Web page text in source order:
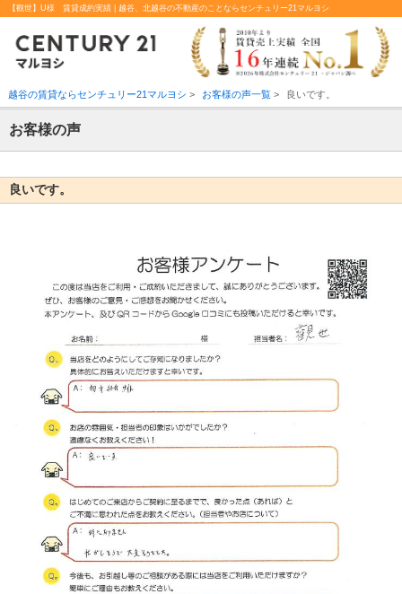
【觀世】U様 賃貸成約実績 | 越谷、北越谷の不動産のことならセンチュリー21マルヨシ
越谷の賃貸ならセンチュリー21マルヨシ > お客様の声一覧> 良いです。
お客様の声
良いです。